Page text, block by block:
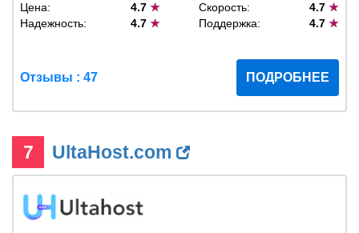
Цена: 4.7★ Скорость: 4.7 ★
Надежность:
4.7★ Поддержка: 4.7 ★
Отзывы : 47 ПОДРОБНЕЕ
7 UltaHost.com